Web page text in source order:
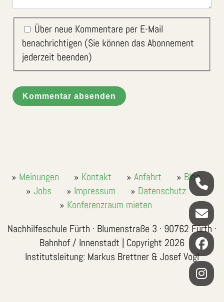
Über neue Kommentare per E-Mail
benachrichtigen (Sie können das Abonnement
jederzeit beenden)
Kommentar absenden
Meinungen Kontakt Anfahrt
Blog
Jobs
Impressum
Datenschutz
Konferenzraum mieten
Nachhilfeschule Fürth · Blumenstraße 3 · 90762 Fürth ·
Bahnhof / Innenstadt | Copyright 2026
Institutsleitung: Markus Brettner & Josef Vogl